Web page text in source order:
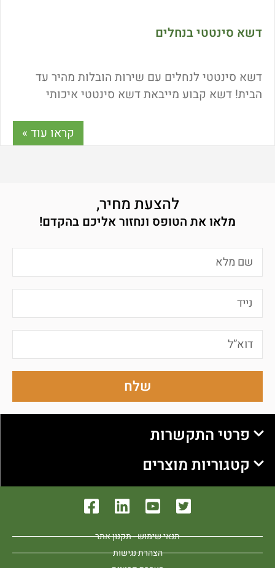
דשא סינטטי בנחלים
דשא סינטטי לנחלים עם שירות הובלות מהיר עד
הבית! דשא קבוע מייבאת דשא סינטטי איכותי
ישיר! ניתן לקבל את הדשא הסינטטי עם שירות
משלוחים מהיר. איפה ממוקמים המחסנים שלנו?
קראו עוד »
להצעת מחיר,
מלאו את הטופס ונחזור אליכם בהקדם!
שלח
פרטי התקשרות
קטגוריות מוצרים
תנאי שימוש - תקנון אתר
הצהרת נגישות